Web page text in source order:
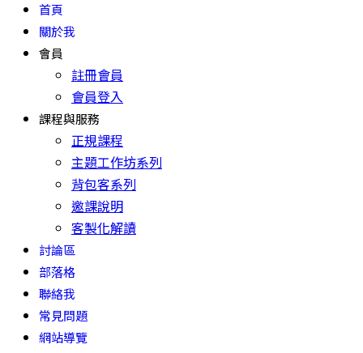
首頁
關於我
會員
註冊會員
會員登入
課程與服務
正規課程
主題工作坊系列
背包客系列
邀課說明
客製化解讀
討論區
部落格
聯絡我
常見問題
網站導覽